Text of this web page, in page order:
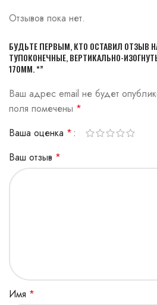
Отзывов пока нет.
БУДЬТЕ ПЕРВЫМ, КТО ОСТАВИЛ ОТЗЫВ
ТУПОКОНЕЧНЫЕ, ВЕРТИКАЛЬНО-
170ММ. *”
Ваш адрес email не будет
поля помечены *
Ваша оценка *
Ваш отзыв *
Имя *